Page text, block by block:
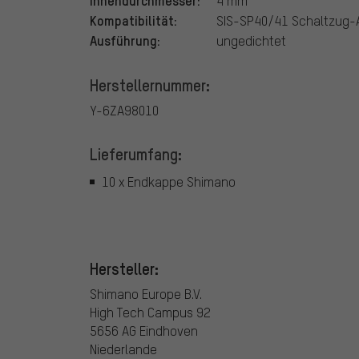
Kompatibilität: SIS-SP40/41
Ausführung: ungedichtet
Herstellernummer:
Y-6ZA98010
Lieferumfang:
10 x Endkappe Shimano
Hersteller:
Shimano Europe B.V.
High Tech Campus 92
5656 AG Eindhoven
Niederlande